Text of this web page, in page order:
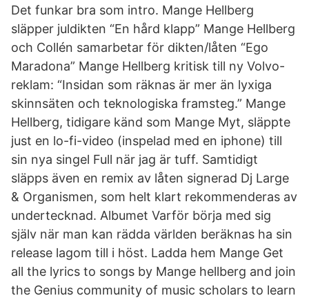
Det funkar bra som intro. Mange Hellberg
släpper juldikten “En hård klapp” Mange Hellberg
och Collén samarbetar för dikten/låten “Ego
Maradona” Mange Hellberg kritisk till ny Volvo-
reklam: “Insidan som räknas är mer än lyxiga
skinnsäten och teknologiska framsteg.” Mange
Hellberg, tidigare känd som Mange Myt, släppte
just en lo-fi-video (inspelad med en iphone) till
sin nya singel Full när jag är tuff. Samtidigt
släpps även en remix av låten signerad Dj Large
& Organismen, som helt klart rekommenderas av
undertecknad. Albumet Varför börja med sig
själv när man kan rädda världen beräknas ha sin
release lagom till i höst. Ladda hem Mange Get
all the lyrics to songs by Mange hellberg and join
the Genius community of music scholars to learn